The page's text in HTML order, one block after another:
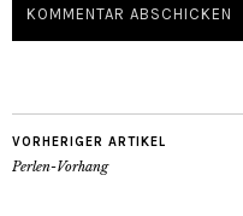
VORHERIGER ARTIKEL
Perlen-Vorhang